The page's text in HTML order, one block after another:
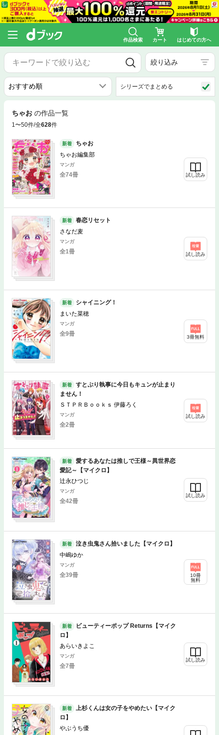
作品検索 カート はじめての方へ
絞り込み
シリーズでまとめる
ちゃお の作品一覧
1〜50件/全628件
新着
ちゃお
ちゃお編集部
マンガ
全74冊 試し読み
新着
春恋リセット
さなだ麦
マンガ
全1冊 試し読み
新着
シャイニング！
まいた菜穂
マンガ
全9冊 3冊無料
新着
すとぷり執事に今日もキュンが止まり
ません！
ＳＴＰＲＢｏｏｋｓ 伊藤ろく
マンガ
全2冊
試し読み
新着
愛するあなたは推しで王様～異世界恋
愛記～【マイクロ】
辻永ひつじ
マンガ
全42冊
試し読み
新着
泣き虫鬼さん拾いました【マイクロ】
中嶋ゆか
マンガ
全39冊
10冊
無料
新着
ビューティーポップ Returns【マイク
ロ】
あらいきよこ
マンガ
全7冊
試し読み
新着
上杉くんは女の子をやめたい【マイク
ロ】
やぶうち優